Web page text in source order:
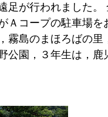
足が行われました。
Ａコープの駐車場を
霧島のまほろばの里
公園，３年生は，鹿